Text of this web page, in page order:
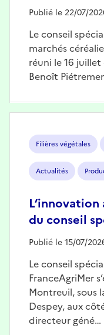
Publié le 22/07/
Le conseil
marchés
réuni le 16
Benoît
Filières végétales
Actualités
du conseil
Publié le 15/07/
Le conseil
FranceAgriMer
Montreuil, sous
Despey, aux
directeur géné…